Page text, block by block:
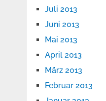
Juli 2013
Juni 2013
Mai 2013
April 2013
März 2013
Februar 2013